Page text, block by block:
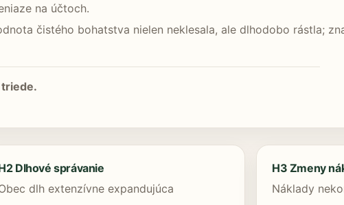
na účtoch.
čistého bohatstva nielen neklesala, ale dlhodobo rástla;
Dlhové správanie
dlh extenzívne expandujúca
H3 Zmeny
Náklady